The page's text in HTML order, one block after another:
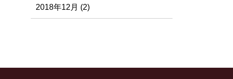
2018年12月 (2)